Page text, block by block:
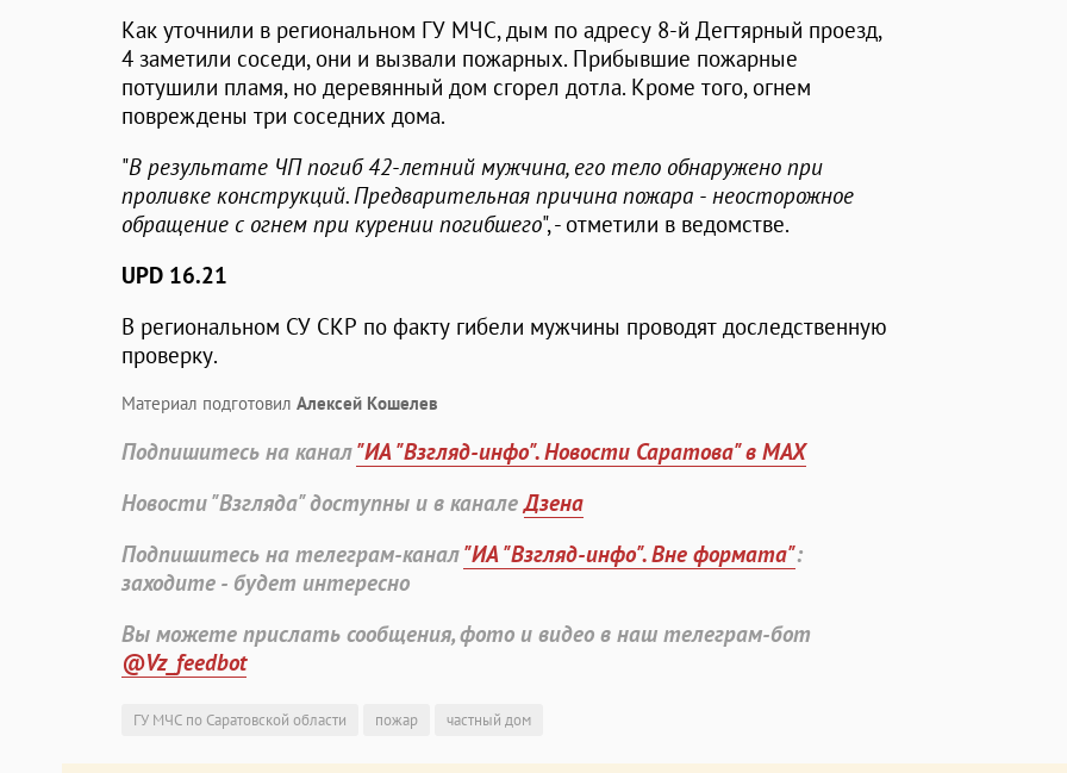
Как уточнили в региональном ГУ МЧС, дым по адресу 8-й Дегтярный проезд,
4 заметили соседи, они и вызвали пожарных. Прибывшие пожарные
потушили пламя, но деревянный дом сгорел дотла. Кроме того, огнем
повреждены три соседних дома.
"В результате ЧП погиб 42-летний мужчина, его тело обнаружено при
проливке конструкций. Предварительная причина пожара - неосторожное
обращение с огнем при курении погибшего", - отметили в ведомстве.
UPD 16.21
В региональном СУ СКР по факту гибели мужчины проводят доследственную
проверку.
Материал подготовил Алексей Кошелев
Подпишитесь на канал"ИА "Взгляд-инфо". Новости Саратова" в MAX
Новости "Взгляда" доступны и в каналеДзена
Подпишитесь на телеграм-канал"ИА "Взгляд-инфо". Вне формата":
заходите - будет интересно
Вы можете прислать сообщения, фото и видео в наш телеграм-бот
@Vz_feedbot
ГУ МЧС по Саратовской области пожар частный дом